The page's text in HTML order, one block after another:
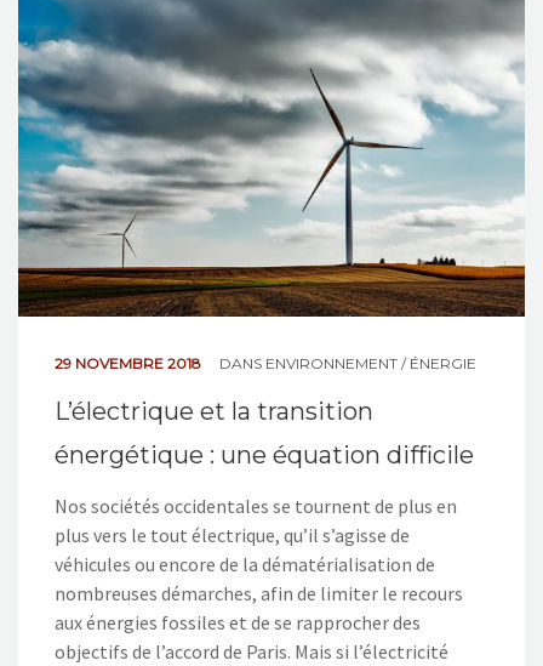
29 NOVEMBRE 2018 DANS ENVIRONNEMENT / ÉNERGIE
L’électrique et la transition
énergétique : une équation difficile
Nos sociétés occidentales se tournent de plus en
plus vers le tout électrique, qu’il s’agisse de
véhicules ou encore de la dématérialisation de
nombreuses démarches, afin de limiter le recours
aux énergies fossiles et de se rapprocher des
objectifs de l’accord de Paris. Mais si l’électricité